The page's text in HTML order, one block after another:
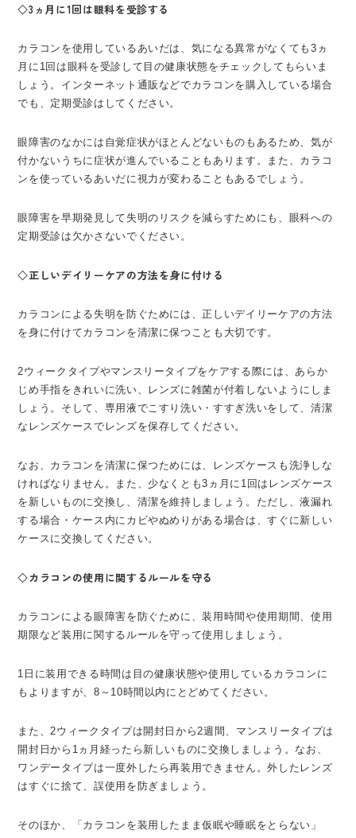
◇3ヵ月に1回は眼科を受診する
カラコンを使用しているあいだは、気になる異常がなくても3ヵ
月に1回は眼科を受診して目の健康状態をチェックしてもらいま
しょう。インターネット通販などでカラコンを購入している場合
でも、定期受診はしてください。
眼障害のなかには自覚症状がほとんどないものもあるため、気が
付かないうちに症状が進んでいることもあります。また、カラコ
ンを使っているあいだに視力が変わることもあるでしょう。
眼障害を早期発見して失明のリスクを減らすためにも、眼科への
定期受診は欠かさないでください。
◇正しいデイリーケアの方法を身に付ける
カラコンによる失明を防ぐためには、正しいデイリーケアの方法
を身に付けてカラコンを清潔に保つことも大切です。
2ウィークタイプやマンスリータイプをケアする際には、あらか
じめ手指をきれいに洗い、レンズに雑菌が付着しないようにしま
しょう。そして、専用液でこすり洗い・すすぎ洗いをして、清潔
なレンズケースでレンズを保存してください。
なお、カラコンを清潔に保つためには、レンズケースも洗浄しな
ければなりません。また、少なくとも3ヵ月に1回はレンズケース
を新しいものに交換し、清潔を維持しましょう。ただし、液漏れ
する場合・ケース内にカビやぬめりがある場合は、すぐに新しい
ケースに交換してください。
◇カラコンの使用に関するルールを守る
カラコンによる眼障害を防ぐために、装用時間や使用期間、使用
期限など装用に関するルールを守って使用しましょう。
1日に装用できる時間は目の健康状態や使用しているカラコンに
もよりますが、8～10時間以内にとどめてください。
また、2ウィークタイプは開封日から2週間、マンスリータイプは
開封日から1ヵ月経ったら新しいものに交換しましょう。なお、
ワンデータイプは一度外したら再装用できません。外したレンズ
はすぐに捨て、誤使用を防ぎましょう。
そのほか、「カラコンを装用したまま仮眠や睡眠をとらない」